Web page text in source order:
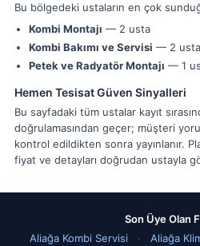
Bu bölgedeki ustaların en çok
Kombi Montajı — 2 usta
Kombi Bakımı ve Servisi — 2 usta
Petek ve Radyatör Montajı — 1
Hemen Tesisat Güven Sinyalleri
Bu sayfadaki tüm ustalar kayıt
doğrulamasından geçer; müşteri
kontrol edildikten sonra yayınlanır.
fiyat ve detayları doğrudan ustayla
Son Üye Olan
Aliağa Kombi Servisi
· Aliağa